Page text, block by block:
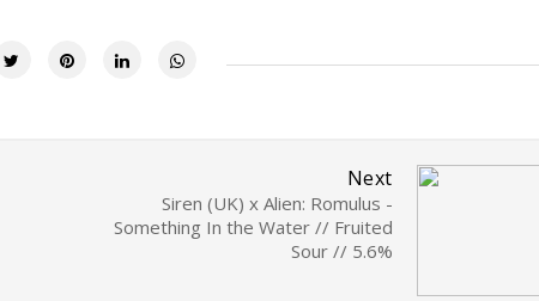
Next
Siren (UK) x Alien: Romulus -
Something In the Water // Fruited
Sour // 5.6%